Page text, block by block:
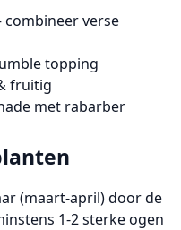
verse
topping
fruitig
met rabarber
(maart-april) door de
1-2 sterke ogen